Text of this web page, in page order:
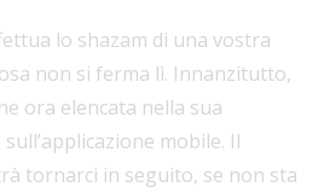
lo shazam di una vostra
non si ferma lì. Innanzitutto,
ora elencata nella sua
mobile. Il
tornarci in seguito, se non sta